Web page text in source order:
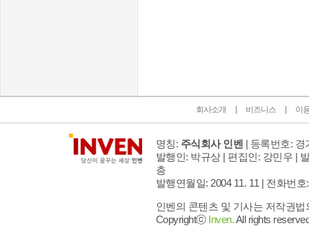
회사소개 비즈니스 이
명칭: 주식회사 인벤 | 등록번호: 경
발행인: 박규상 | 편집인: 강민우 |
층
발행연월일: 2004 11. 11 | 전화번호
인벤의 콘텐츠 및 기사는 저작권
Copyrightⓒ Inven.All rights